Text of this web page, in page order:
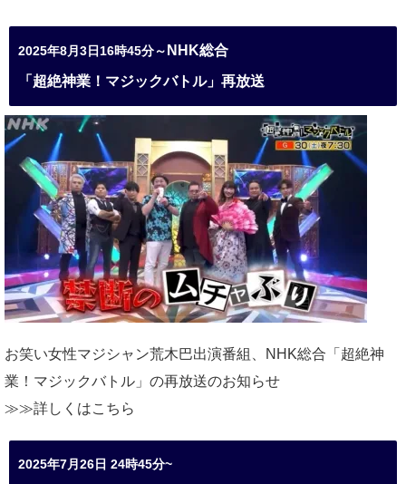
2025年8月3日16時45分～ NHK総合
「超絶神業！マジックバトル」再放送
お笑い女性マジシャン荒木巴出演番組、
NHK総合「超絶神
業！マジックバトル」の再放送のお知らせ
≫≫詳しくはこちら
2025年7月26日 24時45分~